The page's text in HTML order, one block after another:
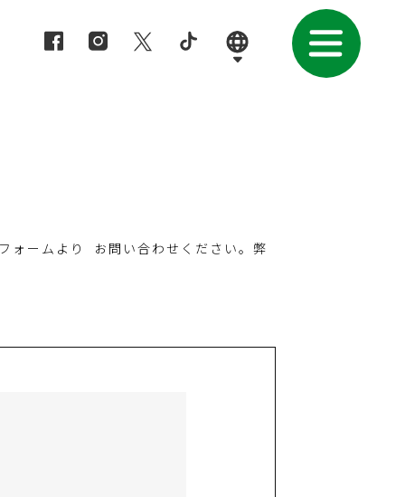
ォームより お問い合わせください。弊